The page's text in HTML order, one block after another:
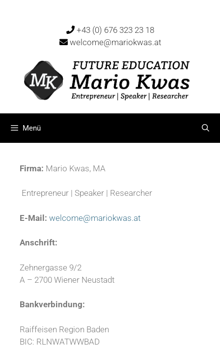
+43 (0) 676 323 23 18
welcome@mariokwas.at
Menü
Firma: Mario Kwas, MA
Entrepreneur | Speaker | Researcher
E-Mail: welcome@mariokwas.at
Anschrift:
Zehnergasse 9/2
A – 2700 Wiener Neustadt
Bankverbindung:
Raiffeisen Region Baden
BIC: RLNWATWWBAD